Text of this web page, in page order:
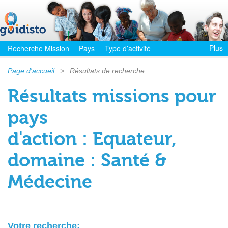
Recherche Mission Pays Type d’activité Plus
Page d'accueil > Résultats de recherche
Résultats missions pour
pays
d'action : Equateur,
domaine : Santé &
Médecine
Votre recherche: